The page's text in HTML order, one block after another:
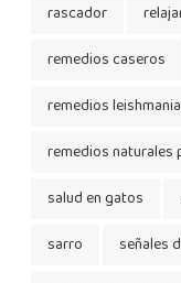
rascador
remedios caseros
remedios
remedios naturales
salud en gatos
sarro
señales